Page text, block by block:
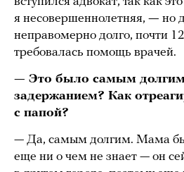
я несовершеннолетняя, — но
неправомерно долго, почти
требовалась помощь врачей.
— Это было самым
задержанием? Как
с папой?
— Да, самым долгим. Мама
еще ни о чем не знает — он